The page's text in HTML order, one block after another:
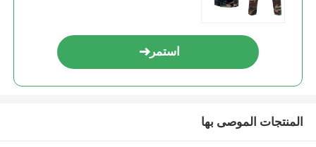
استمر
المنتجات الموصى بها